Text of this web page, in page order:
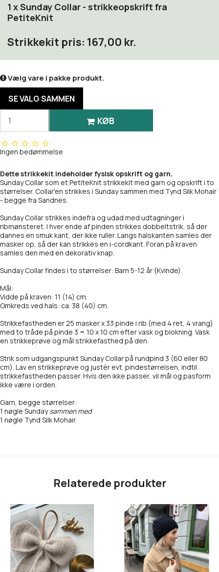
1042 Grey Melange
1099 Black
2542 Camel (PetiteKnit-farve)
2650 Beige Melange
2745 Cognac
3021 Light Beige
3091 Cacao Nibs (PetiteKnit)
3161 Acorn
3342 Mocha mousse
3509 Ballet tutu
3511 Powder Pink
3554 Rusty
3800 Bristol Black
3820 Pearl Gray
3821 Cardamom (PetiteKnit-farve)
3880 Dark Chocolate
4008 Poppy (PetiteKnit-farve)
1001True White
1015 Morning Mist
1022 Light Grey Melange
1053 Dark Grey Melange
1199 Salt'n Pepper Tweed
2152 Vintage gold
2511 Almond
2573 Monk's robe
2650 Beige Melange
2745 Cognac
3091 Cacao Nibs
3342 Mocha mousse
3535 Lys Kobberbrun
3591 Chocolate Plum - NY
3800 Bristol black
3880 Dark Chocolate
1 xSunday Collar - strikkeopskrift fra
PetiteKnit
Strikkekit pris: 167,00 kr.
Vælg vare i pakke produkt.
SE VALG SAMMEN
KØB
Ingen bedømmelse
Dette strikkekit indeholder fysisk opskrift og garn.
Sunday Collar som et PetiteKnit strikkekit med garn og opskrift i to
størrelser. Collar'en strikkes i Sunday sammen med Tynd Silk Mohair
- begge fra Sandnes.
Sunday Collar strikkes indefra og udad med udtagninger i
ribmønsteret. I hver ende af pinden strikkes dobbeltstrik, så der
dannes en smuk kant, der ikke ruller. Langs halskanten samles der
masker op, så der kan strikkes en i-cordkant. Foran på kraven
samles den med en dekorativ knap.
Sunday Collar findes i to størrelser: Barn 5-12 år (Kvinde).
Mål:
Vidde på kraven: 11 (14) cm.
Omkreds ved hals: ca. 38 (40) cm.
Strikkefastheden er 25 masker x 33 pinde i rib (med 4 ret, 4 vrang)
med to tråde på pinde 3 = 10 x 10 cm efter vask og blokning. Vask
en strikkeprøve og mål strikkefasthed på den.
Strik som udgangspunkt Sunday Collar på rundpind 3 (60 eller 80
cm). Lav en strikkeprøve og justér evt. pindestørrelsen, indtil
strikkefastheden passer. Hvis den ikke passer, vil mål og pasform
ikke være i orden.
Garn, begge størrelser:
1 nøgle Sundaysammen med
1 nøgle Tynd Silk Mohair.
Relaterede produkter